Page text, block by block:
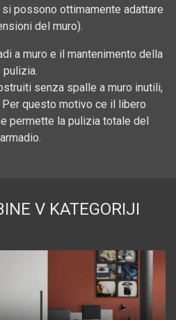
possono ottimamente adattare
del muro).
a muro e il mantenimento della
pulizia.
senza spalle a muro inutili,
questo motivo ce il libero
permette la pulizia totale del
armadio.
V KATEGORIJI